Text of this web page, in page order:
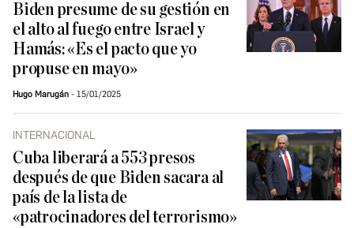
Biden presume de su gestión en
el alto al fuego entre Israel y
Hamás: «Es el pacto que yo
propuse en mayo»
Hugo Marugán 15/01/2025
INTERNACIONAL
Cuba liberará a 553 presos
después de que Biden sacara al
país de la lista de
«patrocinadores del terrorismo»